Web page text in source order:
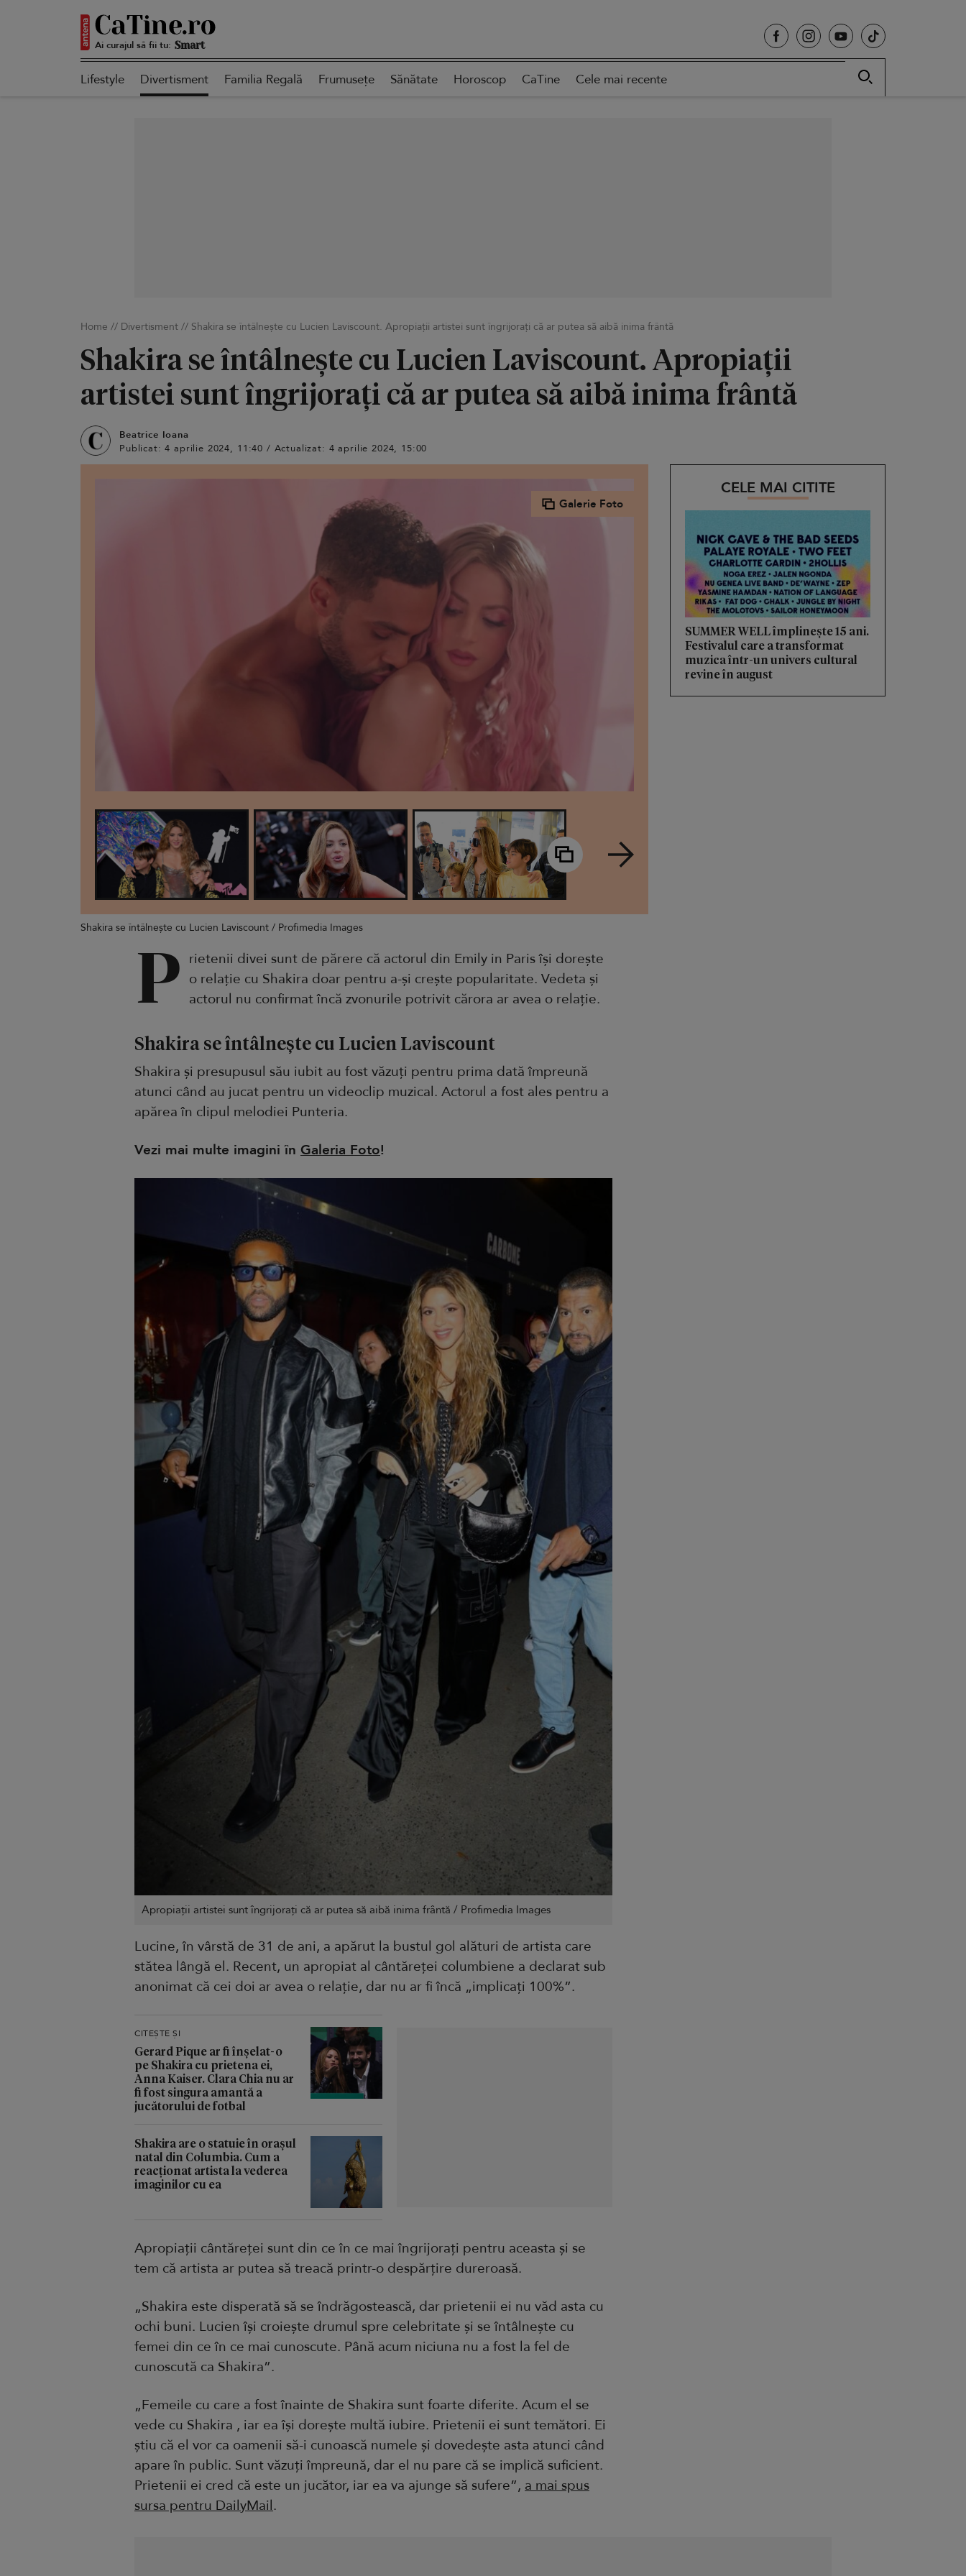
Ai curajul să fii tu: Autentică
Lifestyle Divertisment Familia Regală Frumusețe Sănătate Horoscop CaTine Cele mai recente
Home // Divertisment // Shakira se întâlnește cu Lucien Laviscount. Apropiații artistei sunt îngrijorați că ar putea să aibă inima frântă
Shakira se întâlnește cu Lucien Laviscount. Apropiații
artistei sunt îngrijorați că ar putea să aibă inima frântă
Beatrice Ioana
Publicat: 4 aprilie 2024, 11:40 / Actualizat: 4 aprilie 2024, 15:00
Galerie Foto
Shakira se întâlnește cu Lucien Laviscount / Profimedia Images
CELE MAI CITITE
SUMMER WELL împlinește 15 ani.
Festivalul care a transformat
muzica într-un univers cultural
revine în august
P rietenii divei sunt de părere că actorul din Emily in Paris își dorește
o relație cu Shakira doar pentru a-și crește popularitate. Vedeta și
actorul nu confirmat încă zvonurile potrivit cărora ar avea o relație.
Shakira se întâlnește cu Lucien Laviscount
Shakira și presupusul său iubit au fost văzuți pentru prima dată împreună
atunci când au jucat pentru un videoclip muzical. Actorul a fost ales pentru a
apărea în clipul melodiei Punteria.
Vezi mai multe imagini în Galeria Foto!
Apropiații artistei sunt îngrijorați că ar putea să aibă inima frântă / Profimedia Images
Lucine, în vârstă de 31 de ani, a apărut la bustul gol alături de artista care
stătea lângă el. Recent, un apropiat al cântăreței columbiene a declarat sub
anonimat că cei doi ar avea o relație, dar nu ar fi încă „implicați 100%”.
CITEȘTE ȘI
Gerard Pique ar fi înșelat-o
pe Shakira cu prietena ei,
Anna Kaiser. Clara Chia nu ar
fi fost singura amantă a
jucătorului de fotbal
Shakira are o statuie în orașul
natal din Columbia. Cum a
reacționat artista la vederea
imaginilor cu ea
Apropiații cântăreței sunt din ce în ce mai îngrijorați pentru aceasta și se
tem că artista ar putea să treacă printr-o despărțire dureroasă.
„Shakira este disperată să se îndrăgostească, dar prietenii ei nu văd asta cu
ochi buni. Lucien își croiește drumul spre celebritate și se întâlnește cu
femei din ce în ce mai cunoscute. Până acum niciuna nu a fost la fel de
cunoscută ca Shakira”.
„Femeile cu care a fost înainte de Shakira sunt foarte diferite. Acum el se
vede cu Shakira , iar ea își dorește multă iubire. Prietenii ei sunt temători. Ei
știu că el vor ca oamenii să-i cunoască numele și dovedește asta atunci când
apare în public. Sunt văzuți împreună, dar el nu pare că se implică suficient.
Prietenii ei cred că este un jucător, iar ea va ajunge să sufere”, a mai spus
sursa pentru DailyMail.